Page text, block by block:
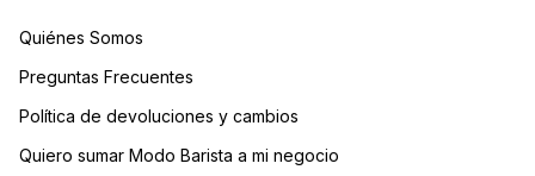
Quiénes Somos
Preguntas Frecuentes
Política de devoluciones y cambios
Quiero sumar Modo Barista a mi negocio